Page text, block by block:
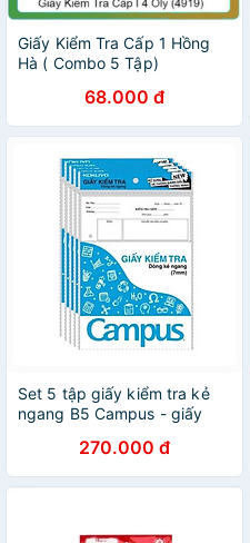
Giấy Kiểm Tra Cấp 1 Hồng
Hà ( Combo 5 Tập)
68.000 đ
Set 5 tập giấy kiểm tra kẻ
ngang B5 Campus - giấy
270.000 đ